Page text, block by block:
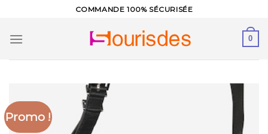
content
COMMANDE 100% SÉCURISÉE
0
Promo !